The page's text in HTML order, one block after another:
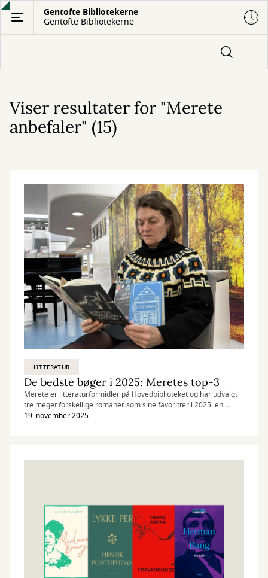
Gå
hovedindhold
Gentofte Bibliotekerne
Gentofte Bibliotekerne
Viser resultater for "Merete
anbefaler" (15)
LITTERATUR
De bedste bøger i 2025: Meretes top-3
Merete er litteraturformidler på Hovedbiblioteket og har udvalgt
tre meget forskellige romaner som sine favoritter i 2025: en
klassiker, en fortælling fra rummet og et værk af en af Nordens
19. november 2025